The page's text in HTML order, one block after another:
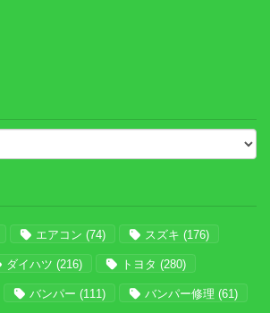
エアコン (74) スズキ (176)
ダイハツ (216) トヨタ (280)
バンパー (111) バンパー修理 (61)